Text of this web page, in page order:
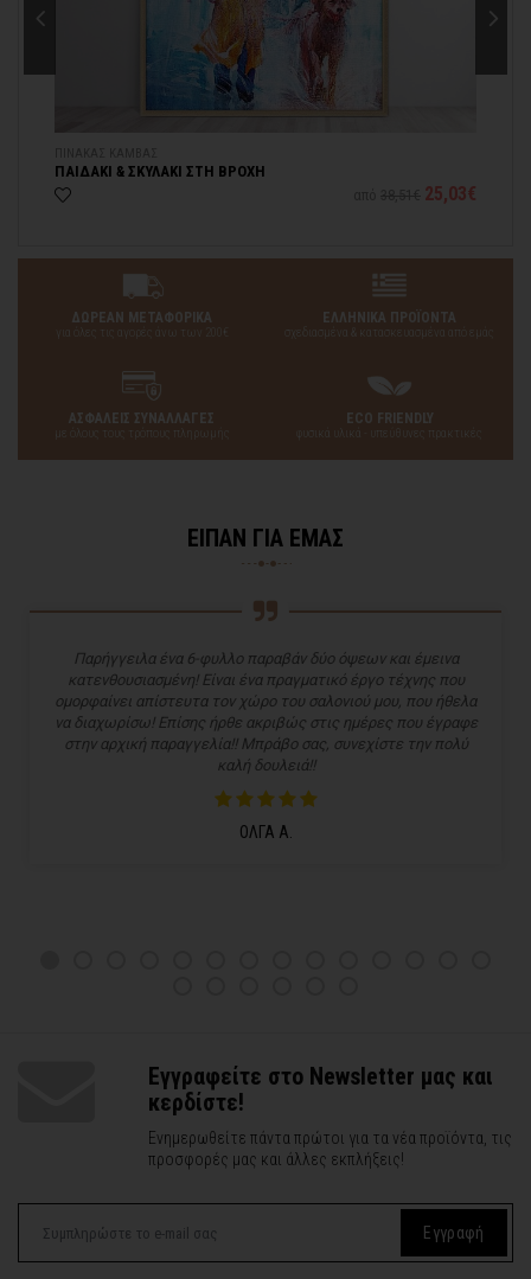
ΠΑΙΔΑΚΙ & ΣΚΥΛΑΚΙ ΣΤΗ ΒΡΟΧΗ
25,03€
ΔΩΡΕΑΝ ΜΕΤΑΦΟΡΙΚΑ
για όλες τις αγορές άνω των 200€
ΕΛΛΗΝΙΚΑ ΠΡΟΪΟΝΤΑ
σχεδιασμένα & κατασκευασμένα από εμάς
ΑΣΦΑΛΕΙΣ ΣΥΝΑΛΛΑΓΕΣ
με όλους τους τρόπους πληρωμής
ECO FRIENDLY
φυσικά υλικά - υπεύθυνες πρακτικές
ΕΙΠΑΝ ΓΙΑ ΕΜΑΣ
Παρήγγειλα ένα 6-φυλλο παραβάν δύο όψεων και έμεινα
κατενθουσιασμένη! Είναι ένα πραγματικό έργο τέχνης που
ομορφαίνει απίστευτα τον χώρο του σαλονιού μου, που ήθελα
να διαχωρίσω! Επίσης ήρθε ακριβώς στις ημέρες που έγραφε
στην αρχική παραγγελία!! Μπράβο σας, συνεχίστε την πολύ
καλή δουλειά!!
ΟΛΓΑ Α.
Εγγραφείτε στο Newsletter μας και
κερδίστε!
Ενημερωθείτε πάντα πρώτοι για τα νέα προϊόντα, τις
προσφορές μας και άλλες εκπλήξεις!
Εγγραφή